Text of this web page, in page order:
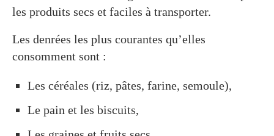
les produits secs et faciles à transporter.
Les denrées les plus courantes qu’elles
consomment sont :
Les céréales (riz, pâtes, farine, semoule),
Le pain et les biscuits,